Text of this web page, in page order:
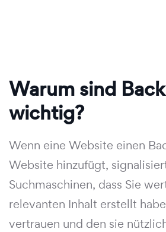
Warum sind
wichtig?
Wenn eine Website einen
Website hinzufügt,
Suchmaschinen, dass Sie
relevanten Inhalt erstellt
vertrauen und den sie